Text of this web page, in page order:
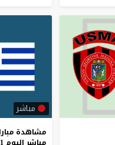
مباشر
مشاهدة